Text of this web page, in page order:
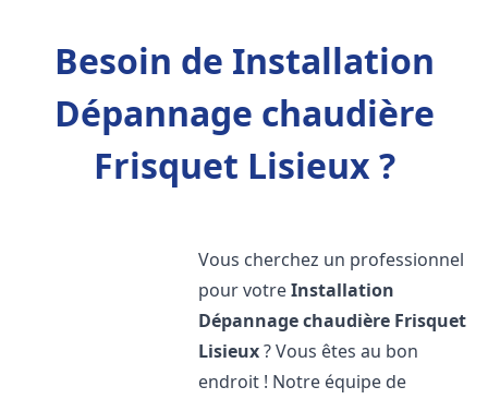
Besoin de Installation
Dépannage chaudière
Frisquet Lisieux ?
Vous cherchez un professionnel
pour votreInstallation
Dépannage chaudière Frisquet
Lisieux? Vous êtes au bon
endroit ! Notre équipe de